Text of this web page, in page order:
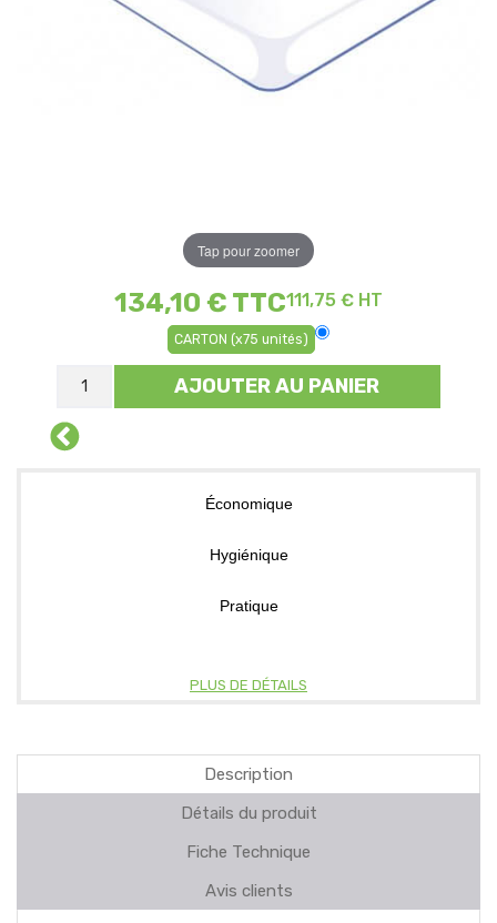
Tap pour zoomer
134,10 € TTC111,75 € HT
CARTON (x75 unités)
AJOUTER AU PANIER
Économique
Hygiénique
Pratique
PLUS DE DÉTAILS
Description
Détails du produit
Fiche Technique
Avis clients